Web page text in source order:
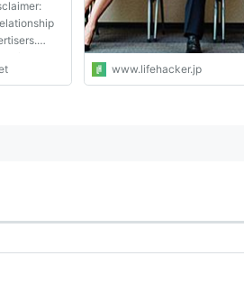
is not
www.lifehacker.jp